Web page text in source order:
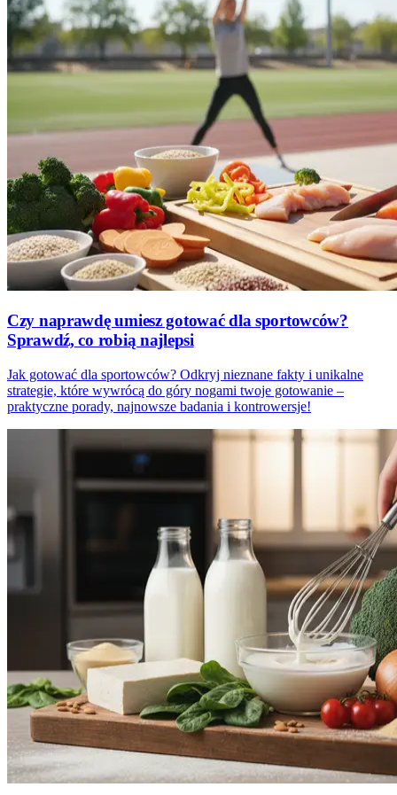
Czy naprawdę umiesz gotować dla sportowców?
Sprawdź, co robią najlepsi
Jak gotować dla sportowców? Odkryj nieznane fakty i unikalne
strategie, które wywrócą do góry nogami twoje gotowanie –
praktyczne porady, najnowsze badania i kontrowersje!